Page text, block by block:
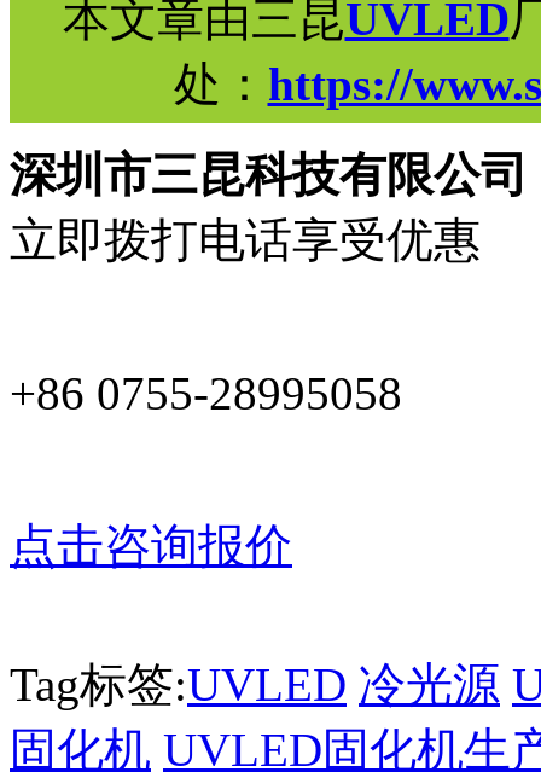
本文章由三昆UVLED
处： https://
深圳市三昆科技有限公司
立即拨打电话享受优惠
+86 0755-28995058
点击咨询报价
Tag标签:UVLED 冷光源
固化机 UVLED固化机生